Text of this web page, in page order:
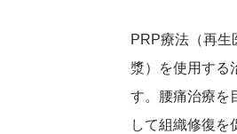
PRP療法（再生
漿）を使用する
す。腰痛治療を
して組織修復を